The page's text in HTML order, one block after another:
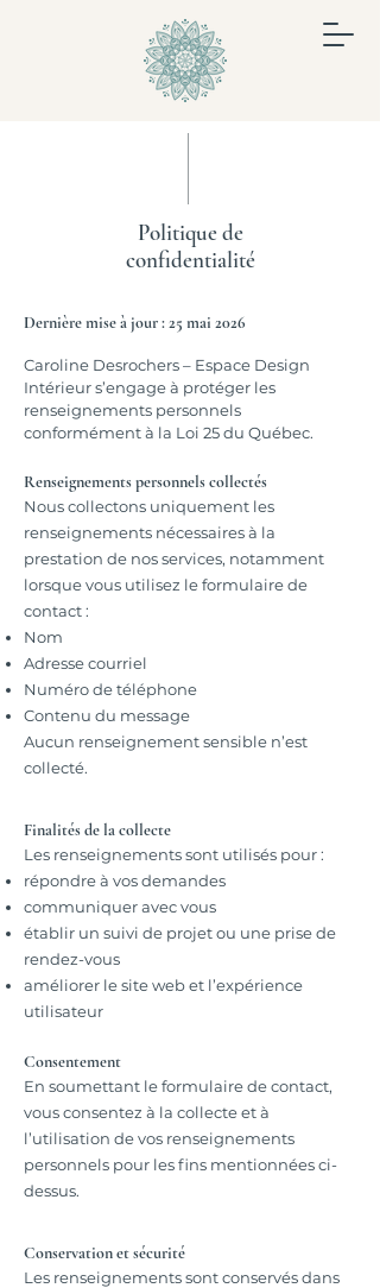
Politique de
confidentialité
Dernière mise à jour : 25 mai 2026
Caroline Desrochers – Espace Design
Intérieur s’engage à protéger les
renseignements personnels
conformément à la Loi 25 du Québec.
Renseignements personnels collectés
Nous collectons uniquement les
renseignements nécessaires à la
prestation de nos services, notamment
lorsque vous utilisez le formulaire de
contact :
Nom
Adresse courriel
Numéro de téléphone
Contenu du message
Aucun renseignement sensible n’est
collecté.
Finalités de la collecte
Les renseignements sont utilisés pour :
répondre à vos demandes
communiquer avec vous
établir un suivi de projet ou une prise de
rendez-vous
améliorer le site web et l’expérience
utilisateur
Consentement
En soumettant le formulaire de contact,
vous consentez à la collecte et à
l’utilisation de vos renseignements
personnels pour les fins mentionnées ci-
dessus.
Conservation et sécurité
Les renseignements sont conservés dans